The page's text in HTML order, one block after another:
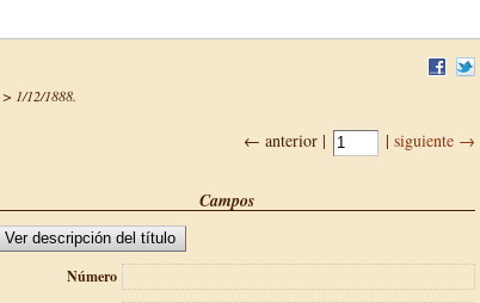
> 1/12/1888.
← anterior | | siguiente →
Campos
Número